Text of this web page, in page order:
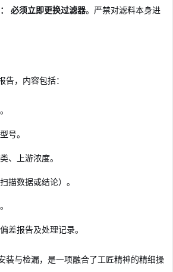
必须立即更换过滤器。严禁对滤料本身进
，内容包括：
号。
、上游浓度。
描数据或结论）。
差报告及处理记录。
装与检漏，是一项融合了工匠精神的精细操